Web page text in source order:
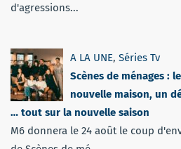
d'agressions...
A LA UNE, Séries Tv
Scènes de ménages :
nouvelle maison, un
… tout sur la nouvelle saison
M6 donnera le 24 août le coup